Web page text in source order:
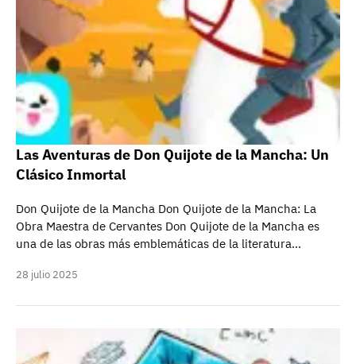
Las Aventuras de Don Quijote de la Mancha: Un
Clásico Inmortal
Don Quijote de la Mancha Don Quijote de la Mancha: La
Obra Maestra de Cervantes Don Quijote de la Mancha es
una de las obras más emblemáticas de la literatura…
28 julio 2025